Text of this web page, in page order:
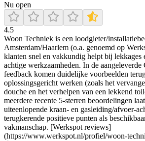
Nu open
4.5
Woon Techniek is een loodgieter/
Amsterdam/Haarlem (o.a. genoemd op
klanten snel en vakkundig helpt bij lekkages
achtige werkzaamheden. In de aangeleverde
feedback komen duidelijke voorbeelden
oplossingsgericht werken (zoals het
douche en het verhelpen van een lekkend
meerdere recente 5-sterren beoordelingen
uiteenlopende kraan- en gasleiding/afvoer-
terugkerende positieve punten als
vakmanschap. [Werkspot reviews]
(https://www.werkspot.nl/profiel/woon-